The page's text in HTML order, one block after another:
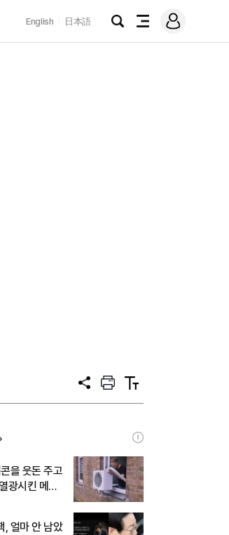
English 日本語
검
전
메
그
공
프
트
텍
트
을 웃돈 주고
광시킨 메이
, 얼마 안 남았